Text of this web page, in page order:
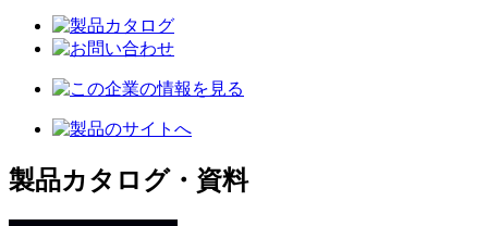
製品カタログ・資料